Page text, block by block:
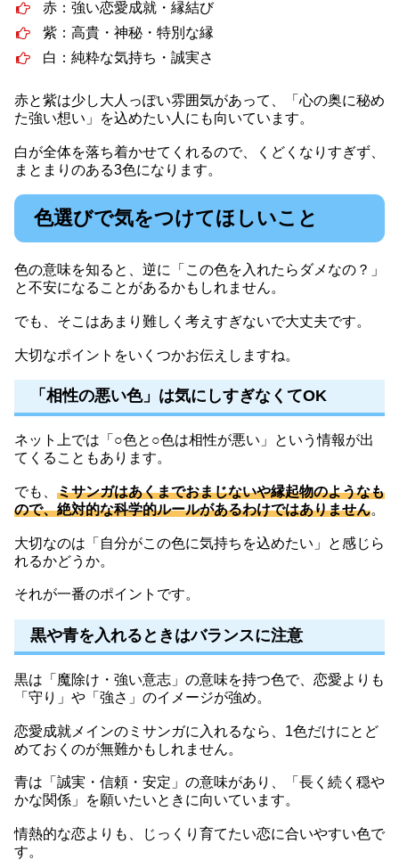
赤：強い恋愛成就・縁結び
紫：高貴・神秘・特別な縁
白：純粋な気持ち・誠実さ
赤と紫は少し大人っぽい雰囲気があって、「心の奥に秘め
た強い想い」を込めたい人にも向いています。
白が全体を落ち着かせてくれるので、くどくなりすぎず、
まとまりのある3色になります。
色選びで気をつけてほしいこと
色の意味を知ると、逆に「この色を入れたらダメなの？」
と不安になることがあるかもしれません。
でも、そこはあまり難しく考えすぎないで大丈夫です。
大切なポイントをいくつかお伝えしますね。
「相性の悪い色」は気にしすぎなくてOK
ネット上では「○色と○色は相性が悪い」という情報が出
てくることもあります。
でも、 ミサンガはあくまでおまじないや縁起物のようなも
ので、絶対的な科学的ルールがあるわけではありません。
大切なのは「自分がこの色に気持ちを込めたい」と感じら
れるかどうか。
それが一番のポイントです。
黒や青を入れるときはバランスに注意
黒は「魔除け・強い意志」の意味を持つ色で、恋愛よりも
「守り」や「強さ」のイメージが強め。
恋愛成就メインのミサンガに入れるなら、1色だけにとど
めておくのが無難かもしれません。
青は「誠実・信頼・安定」の意味があり、「長く続く穏や
かな関係」を願いたいときに向いています。
情熱的な恋よりも、じっくり育てたい恋に合いやすい色で
す。